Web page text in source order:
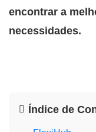
encontrar a
necessidades.
Índice de